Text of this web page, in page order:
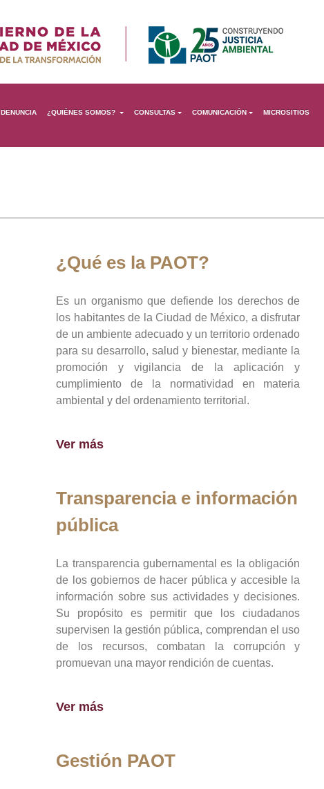
DENUNCIA ¿QUIÉNES SOMOS? CONSULTAS COMUNICACIÓN MICROSITIOS
¿Qué es la PAOT?
Es un organismo que defiende los derechos de
los habitantes de la Ciudad de México, a disfrutar
de un ambiente adecuado y un territorio ordenado
para su desarrollo, salud y bienestar, mediante la
promoción y vigilancia de la aplicación y
cumplimiento de la normatividad en materia
ambiental y del ordenamiento territorial.
Ver más
Transparencia e información
pública
La transparencia gubernamental es la obligación
de los gobiernos de hacer pública y accesible la
información sobre sus actividades y decisiones.
Su propósito es permitir que los ciudadanos
supervisen la gestión pública, comprendan el uso
de los recursos, combatan la corrupción y
promuevan una mayor rendición de cuentas.
Ver más
Gestión PAOT